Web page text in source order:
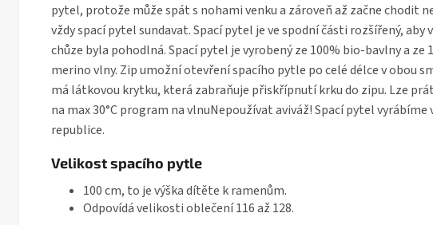
pytel, protože může spát s nohami venku a zároveň až začne chodit
vždy spací pytel sundavat. Spací pytel je ve spodní části rozšířený, aby
chůze byla pohodlná. Spací pytel je vyrobený ze 100% bio-bavlny a ze
merino vlny. Zip umožní otevření spacího pytle po celé délce v obou
má látkovou krytku, která zabraňuje přiskřípnutí krku do zipu. Lze
na max 30°C program na vlnuNepoužívat aviváž! Spací pytel vyrábíme
republice.
Velikost spacího pytle
100 cm, to je výška dítěte k ramenům.
Odpovídá velikosti oblečení 116 až 128.